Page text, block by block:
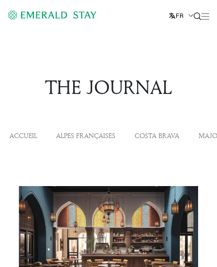
FR
THE JOURNAL
ACCUEIL ALPES FRANÇAISES COSTA BRAVA